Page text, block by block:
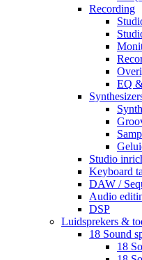
Recording
EQ
Studio
Keyboard
DAW /
Audio
DSP
Luidsprekers &
18 Sound
18